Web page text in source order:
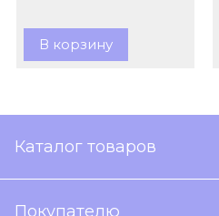
В корзину
Каталог товаров
Покупателю